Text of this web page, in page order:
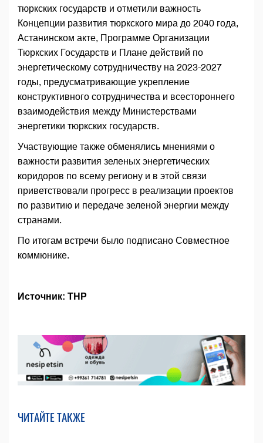
тюркских государств и отметили важность
Концепции развития тюркского мира до 2040 года,
Астанинском акте, Программе Организации
Тюркских Государств и Плане действий по
энергетическому сотрудничеству на 2023-2027
годы, предусматривающие укрепление
конструктивного сотрудничества и всестороннего
взаимодействия между Министерствами
энергетики тюркских государств.
Участвующие также обменялись мнениями о
важности развития зеленых энергетических
коридоров по всему региону и в этой связи
приветствовали прогресс в реализации проектов
по развитию и передаче зеленой энергии между
странами.
По итогам встречи было подписано Совместное
коммюнике.
Источник: ТНР
ЧИТАЙТЕ ТАКЖЕ